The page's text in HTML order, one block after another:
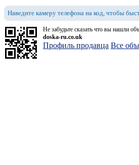
Наведите камеру телефона на код, чтобы
Не забудьте сказать что вы нашли
doska-ru.co.uk
Профиль продавца Все